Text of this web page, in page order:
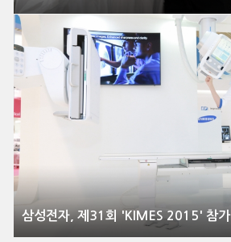
삼성전자, 제31회 'KIMES 2015' 참가